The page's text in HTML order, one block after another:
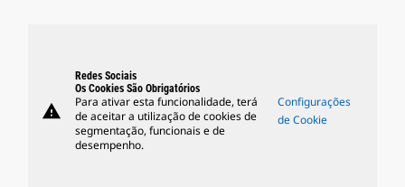
warning
Redes Sociais
Os Cookies São Obrigatórios
Para ativar esta funcionalidade, terá
de aceitar a utilização de cookies de
segmentação, funcionais e de
desempenho.
Configurações
de Cookie